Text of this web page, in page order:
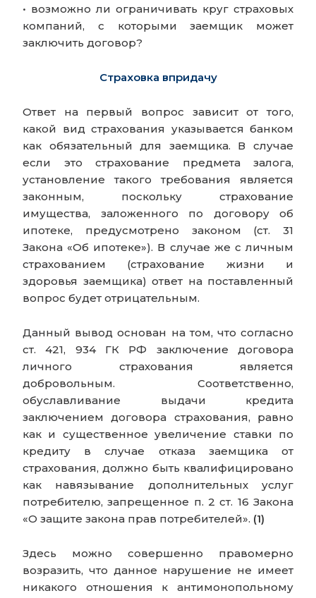
• возможно ли ограничивать круг страховых
компаний, с которыми заемщик может
заключить договор?
Страховка впридачу
Ответ на первый вопрос зависит от того,
какой вид страхования указывается банком
как обязательный для заемщика. В случае
если это страхование предмета залога,
установление такого требования является
законным, поскольку страхование
имущества, заложенного по договору об
ипотеке, предусмотрено законом (ст. 31
Закона «Об ипотеке»). В случае же с личным
страхованием (страхование жизни и
здоровья заемщика) ответ на поставленный
вопрос будет отрицательным.
Данный вывод основан на том, что согласно
ст. 421, 934 ГК РФ заключение договора
личного страхования является
добровольным. Соответственно,
обуславливание выдачи кредита
заключением договора страхования, равно
как и существенное увеличение ставки по
кредиту в случае отказа заемщика от
страхования, должно быть квалифицировано
как навязывание дополнительных услуг
потребителю, запрещенное п. 2 ст. 16 Закона
«О защите закона прав потребителей». (1)
Здесь можно совершенно правомерно
возразить, что данное нарушение не имеет
никакого отношения к антимонопольному